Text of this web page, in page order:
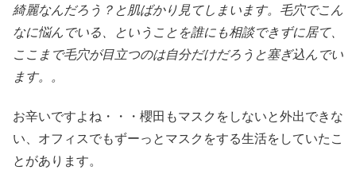
綺麗なんだろう？と肌ばかり見てしまいます。毛穴でこん
なに悩んでいる、ということを誰にも相談できずに居て、
ここまで毛穴が目立つのは自分だけだろうと塞ぎ込んでい
ます。。
お辛いですよね・・・櫻田もマスクをしないと外出できな
い、オフィスでもずーっとマスクをする生活をしていたこ
とがあります。